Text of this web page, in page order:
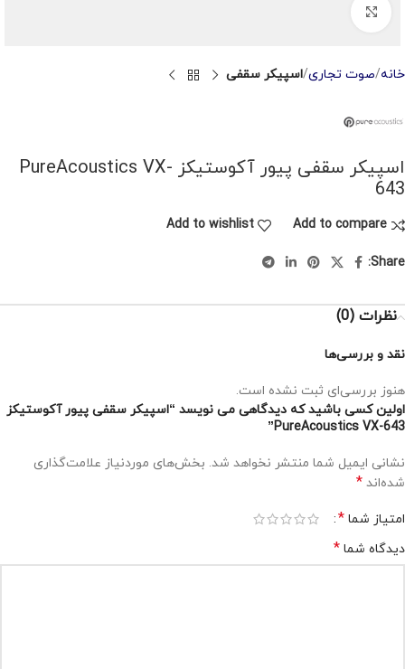
خانه صوت تجاری اسپیکر سقفی
اسپیکر سقفی پیور آکوستیکز PureAcoustics VX-
643
Add to compare
Add to wishlist
Share:
نظرات (0)
نقد و بررسی‌ها
هنوز بررسی‌ای ثبت نشده است.
اولین کسی باشید که دیدگاهی می نویسد “اسپیکر سقفی پیور آکوستیکز
PureAcoustics VX-643”
نشانی ایمیل شما منتشر نخواهد شد. بخش‌های موردنیاز علامت‌گذاری
شده‌اند *
امتیاز شما *
دیدگاه شما *